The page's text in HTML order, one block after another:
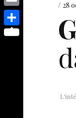
28
p
e
s
d
I
e
n
y
p
e
o
p
E
m
S